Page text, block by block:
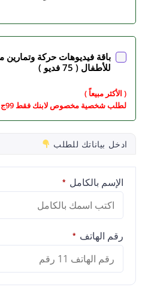
باقة فيديوهات حركة وتمارين
للأطفال ( 75 فديو )
( الأكثر مبيعاً )
لطلب شخصية مخصوص لابنك فقط 99ج زيادة
ادخل بياناتك للطلب
الإسم بالكامل *
رقم الهاتف *